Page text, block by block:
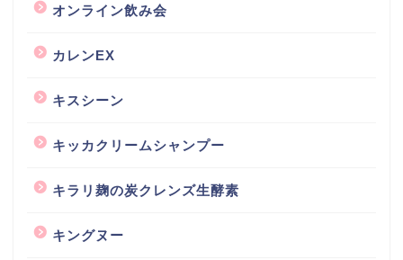
オンライン飲み会
カレンEX
キスシーン
キッカクリームシャンプー
キラリ麹の炭クレンズ生酵素
キングヌー